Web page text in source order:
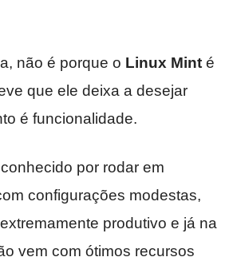
não é porque o Linux Mint é
que ele deixa a desejar
é funcionalidade.
por rodar em
configurações modestas,
produtivo e já na
vem com ótimos recursos